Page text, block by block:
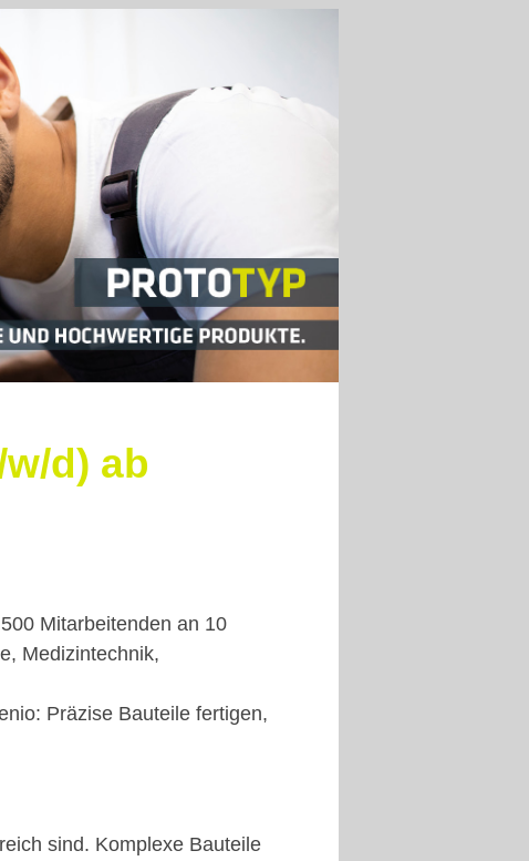
d) ab
Mitarbeitenden an 10
Medizintechnik,
Präzise Bauteile fertigen,
sind. Komplexe Bauteile